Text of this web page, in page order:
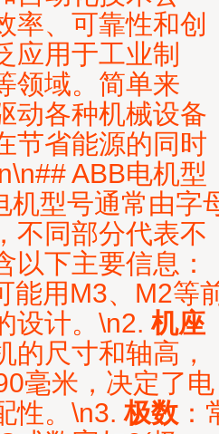
率、可靠性和创
应用于工业制
领域。简单来
动各种机械设备
节省能源的同时
ABB电机型
机型号通常由字
不同部分代表不
以下主要信息：
能用M3、M2等
设计。\n2. 机座
的尺寸和轴高，
毫米，决定了电
性。\n3.极数 ：